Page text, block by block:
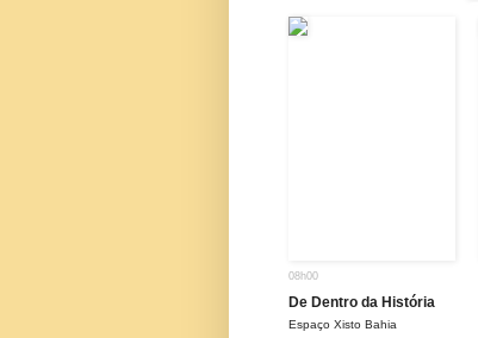
08h00
De Dentro da História
Espaço Xisto Bahia